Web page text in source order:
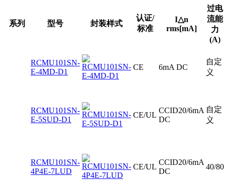
系列 型号 封装样式
认证/
标准
I△n
rms[mA]
过电
流能
力
(A)
RCMU101SN-
E-4MD-D1
CE 6mA DC
自定
义
RCMU101SN-
E-5SUD-D1
CE/UL
CCID20/6mA
DC
自定
义
RCMU101SN-
4P4E-7LUD
CE/UL
CCID20/6mA
DC
40/80